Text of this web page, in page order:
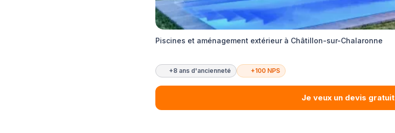
Piscines et aménagement extérieur à Châtillon-sur-Chalaronne
+8 ans d'ancienneté +100 NPS
Je veux un devis gratuit